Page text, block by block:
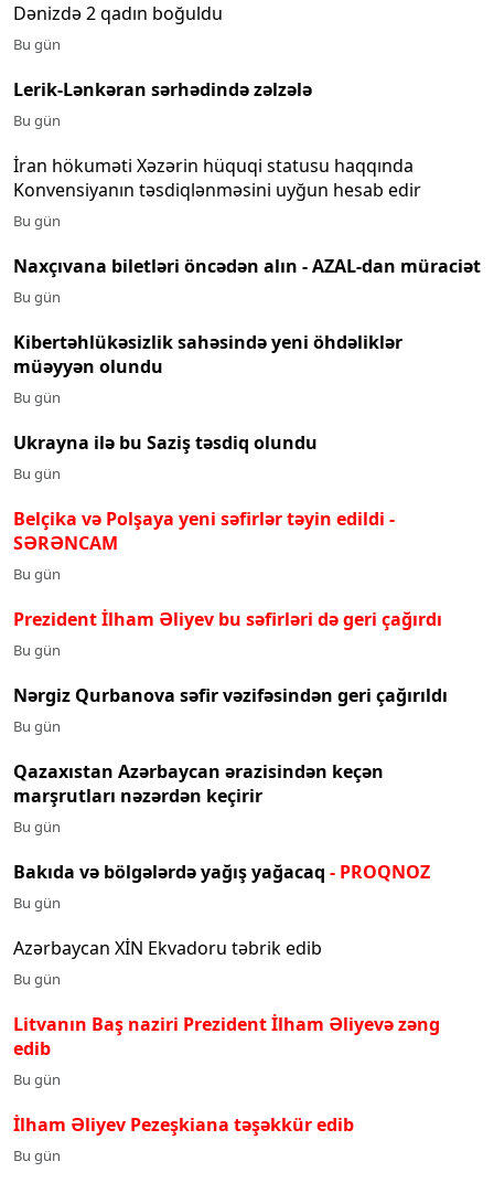
Dənizdə 2 qadın boğuldu
Bu gün
Lerik-Lənkəran sərhədində zəlzələ
Bu gün
İran hökuməti Xəzərin hüquqi statusu haqqında
Konvensiyanın təsdiqlənməsini uyğun hesab edir
Bu gün
Naxçıvana biletləri öncədən alın - AZAL-dan müraciət
Bu gün
Kibertəhlükəsizlik sahəsində yeni öhdəliklər
müəyyən olundu
Bu gün
Ukrayna ilə bu Saziş təsdiq olundu
Bu gün
Belçika və Polşaya yeni səfirlər təyin edildi -
SƏRƏNCAM
Bu gün
Prezident İlham Əliyev bu səfirləri də geri çağırdı
Bu gün
Nərgiz Qurbanova səfir vəzifəsindən geri çağırıldı
Bu gün
Qazaxıstan Azərbaycan ərazisindən keçən
marşrutları nəzərdən keçirir
Bu gün
Bakıda və bölgələrdə yağış yağacaq - PROQNOZ
Bu gün
Azərbaycan XİN Ekvadoru təbrik edib
Bu gün
Litvanın Baş naziri Prezident İlham Əliyevə zəng
edib
Bu gün
İlham Əliyev Pezeşkiana təşəkkür edib
Bu gün